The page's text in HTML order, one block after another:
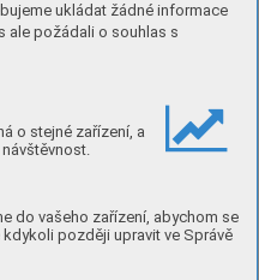
ukládat žádné informace
ale požádali o souhlas s
o stejné zařízení, a
do vašeho zařízení, abychom se
později upravit ve Správě
původní zakázky
elektroinstalace, nová
renovace podlah,
vnitřní stavební práce
měsíců.
střediska probíhá
bývalé kotelny, ve
a sklady. Tento
architektonickém